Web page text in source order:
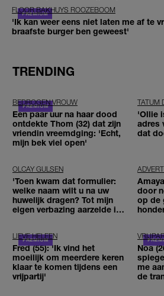
FLOOR BAKHUYS ROOZEBOOM
'Ik kan weer eens niet laten me af te
braafste burger ben geweest'
TRENDING
BEDROGEN VROUW
Een paar uur na haar dood
ontdekte Thom (32) dat zijn
vriendin vreemdging: 'Echt,
mijn bek viel open'
TATUM
'Ollie
adres
dat
OLCAY GULSEN
'Toen kwam dat formulier:
welke naam wilt u na uw
huwelijk dragen? Tot mijn
eigen verbazing aarzelde ik
door
op de
LIEVE HELEEN
Fred (55): 'Ik vind het
moeilijk om meerdere keren
klaar te komen tijdens een
vrijpartij'
Noa
me
de